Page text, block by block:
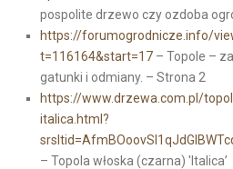
pospolite drzewo czy ozdoba
https://forumogrodnicze.info/
t=116164&start=17– Topole –
gatunki i odmiany. – Strona 2
https://www.drzewa.com.pl/
italica.html?
– Topola włoska (czarna) 'Italica’